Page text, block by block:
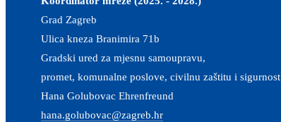
Grad Zagreb
Ulica kneza Branimira 71b
Gradski ured za mjesnu samoupravu,
promet, komunalne poslove, civilnu zaštitu i sigurnost
Hana Golubovac Ehrenfreund
hana.golubovac@zagreb.hr